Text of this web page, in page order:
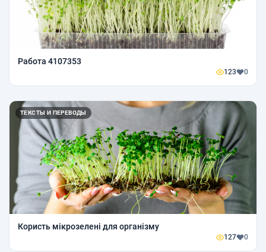
Работа 4107353
123 0
ТЕКСТЫ И ПЕРЕВОДЫ
Користь мікрозелені для організму
127 0